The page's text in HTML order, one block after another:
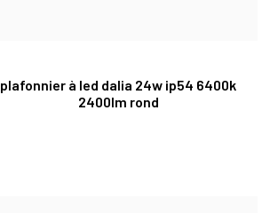
plafonnier à led dalia 24w ip54 6400k
2400lm rond